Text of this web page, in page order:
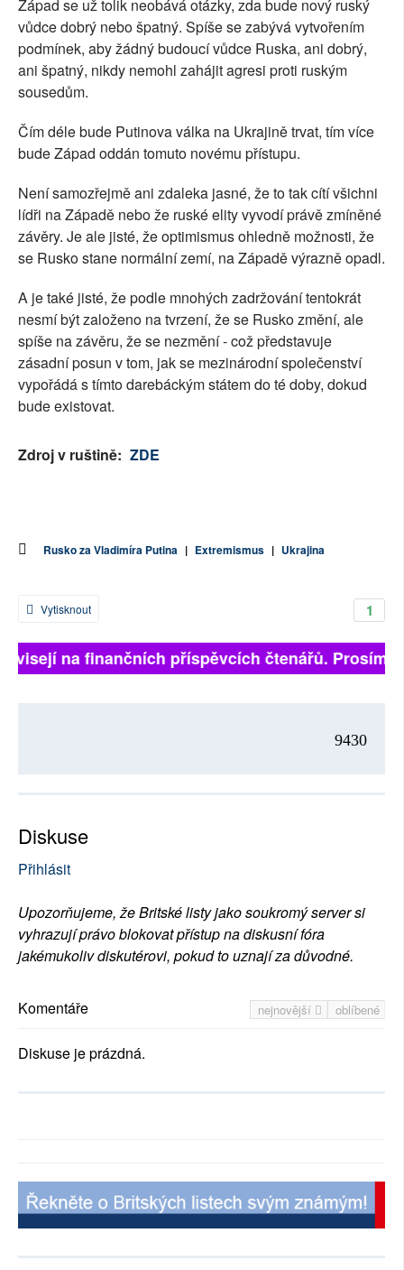
Západ se už tolik neobává otázky, zda bude nový ruský
vůdce dobrý nebo špatný. Spíše se zabývá vytvořením
podmínek, aby žádný budoucí vůdce Ruska, ani dobrý,
ani špatný, nikdy nemohl zahájit agresi proti ruským
sousedům.
Čím déle bude Putinova válka na Ukrajině trvat, tím více
bude Západ oddán tomuto novému přístupu.
Není samozřejmě ani zdaleka jasné, že to tak cítí všichni
lídři na Západě nebo že ruské elity vyvodí právě zmíněné
závěry. Je ale jisté, že optimismus ohledně možnosti, že
se Rusko stane normální zemí, na Západě výrazně opadl.
A je také jisté, že podle mnohých zadržování tentokrát
nesmí být založeno na tvrzení, že se Rusko změní, ale
spíše na závěru, že se nezmění - což představuje
zásadní posun v tom, jak se mezinárodní společenství
vypořádá s tímto darebáckým státem do té doby, dokud
bude existovat.
Zdroj v ruštině: ZDE
Rusko za Vladimíra Putina | Extremismus | Ukrajina
1
Vytisknout
na finančních příspěvcích čtenářů. Prosíme,
9430
Diskuse
Přihlásit
Upozorňujeme, že Britské listy jako soukromý server si
vyhrazují právo blokovat přístup na diskusní fóra
jakémukoliv diskutérovi, pokud to uznají za důvodné.
nejnovější oblíbené
Komentáře
Diskuse je prázdná.